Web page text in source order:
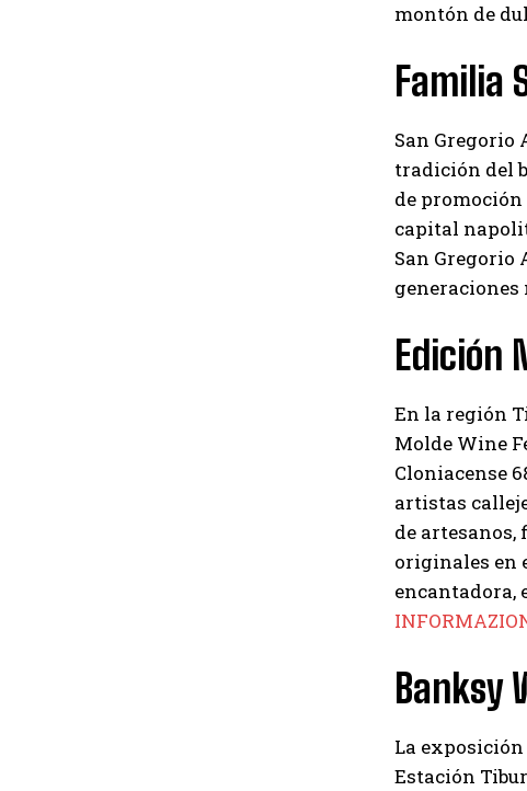
montón de
Familia
San Gregorio
tradición del
de promoción
capital
San Gregorio
Edición
En la región
Molde Wine
Cloniacense
artistas
de
originales en
encantadora,
Banksy
La
Estación